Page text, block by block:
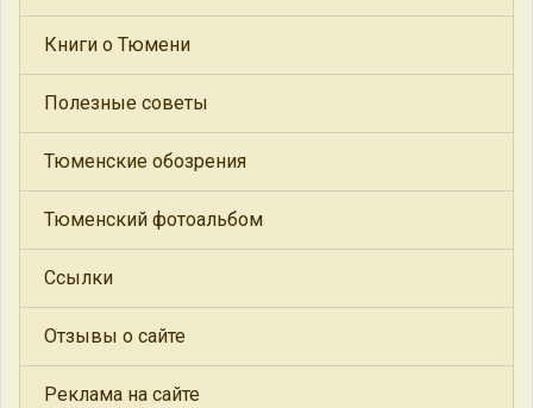
Книги о Тюмени
Полезные советы
Тюменские обозрения
Тюменский фотоальбом
Ссылки
Отзывы о сайте
Реклама на сайте